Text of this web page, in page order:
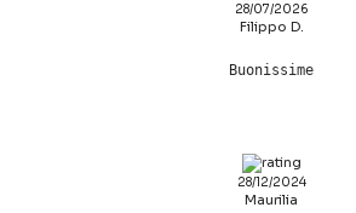
28/07/2026
Filippo D.
Buonissime
28/12/2024
Maurilia